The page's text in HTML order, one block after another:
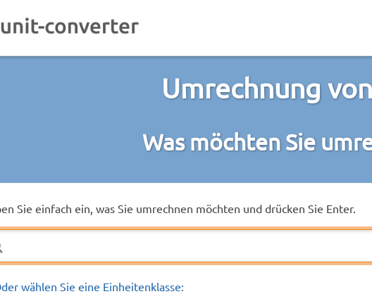
Umrechnung
Was möchten Sie
Sie einfach ein, was Sie umrechnen möchten und drücken Sie Enter.
wählen Sie eine Einheitenklasse: